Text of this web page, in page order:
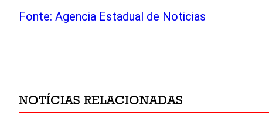
Fonte: Agencia Estadual de Noticias
NOTÍCIAS RELACIONADAS